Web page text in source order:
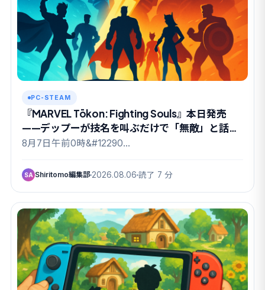
PC-STEAM
『MARVEL Tōkon: Fighting Souls』本日発売
——デップーが技名を叫ぶだけで「無敵」と話題
のドリームチーム祭り
8月7日午前0時&#12290…
SA Shiritomo編集部 2026.08.06 読了 7 分